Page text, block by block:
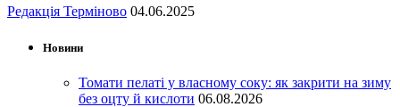
Редакція Терміново 04.06.2025
Новини
Томати пелаті у власному соку: як закрити на зиму
без оцту й кислоти 06.08.2026